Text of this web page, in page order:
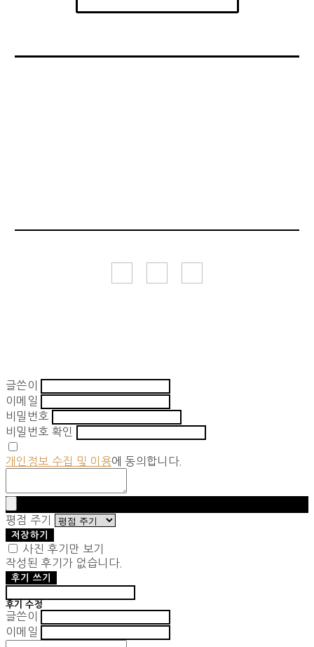
글쓴이
이메일
비밀번호
비밀번호 확인
개인정보 수집 및 이용에 동의합니다.
평점 주기
저장하기
사진 후기만 보기
작성된 후기가 없습니다.
후기 쓰기
후기 수정
글쓴이
이메일